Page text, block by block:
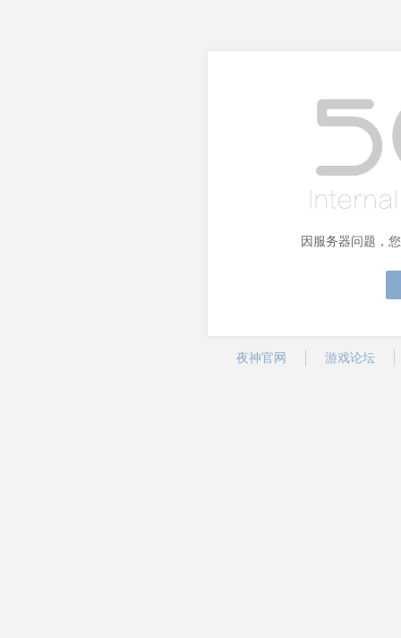
因服务器问题，
夜神官网 游戏论坛